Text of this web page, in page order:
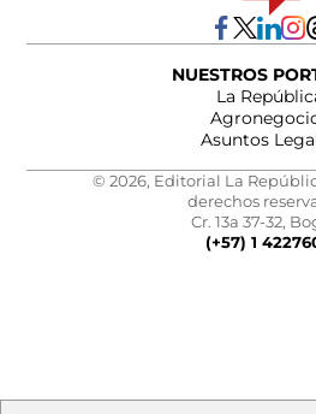
NUESTROS
La
Asuntos
© 2026, Editorial La
derechos
Cr. 13a 37-32,
(+57) 1